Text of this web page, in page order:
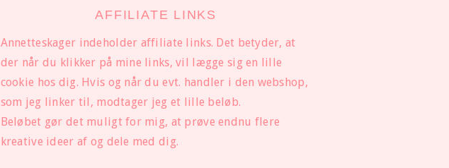
AFFILIATE LINKS
Annetteskager indeholder affiliate links. Det betyder, at
der når du klikker på mine links, vil lægge sig en lille
cookie hos dig. Hvis og når du evt. handler i den webshop,
som jeg linker til, modtager jeg et lille beløb.
Beløbet gør det muligt for mig, at prøve endnu flere
kreative ideer af og dele med dig.